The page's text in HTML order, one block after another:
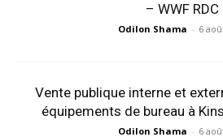
– WWF RDC
Odilon Shama - 6
Vente publique interne et
équipements de bureau à
Odilon Shama - 6